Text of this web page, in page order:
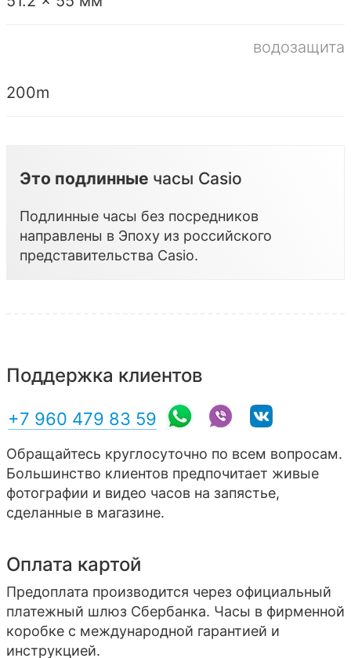
водозащита
200m
Это подлинные часы Casio
Подлинные часы без посредников
направлены в Эпоху из российского
представительства Casio.
Поддержка клиентов
+7 960 479 83 59
Обращайтесь круглосуточно по всем вопросам.
Большинство клиентов предпочитает живые
фотографии и видео часов на запястье,
сделанные в магазине.
Оплата картой
Предоплата производится через официальный
платежный шлюз Сбербанка. Часы в фирменной
коробке с международной гарантией и
инструкцией.